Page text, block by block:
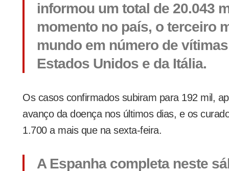
informou um total de 20.043
momento no país, o terceiro
mundo em número de
Estados Unidos e da Itália.
Os casos confirmados subiram para 192 mil,
avanço da doença nos últimos dias, e os
1.700 a mais que na sexta-feira.
A Espanha completa neste